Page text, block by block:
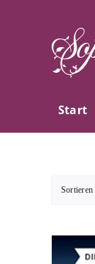
Start
Sortieren